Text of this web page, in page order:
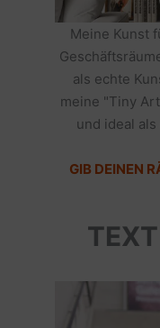
Meine Kunst
als echte
meine "Tiny
und ideal
GIB DEINEN